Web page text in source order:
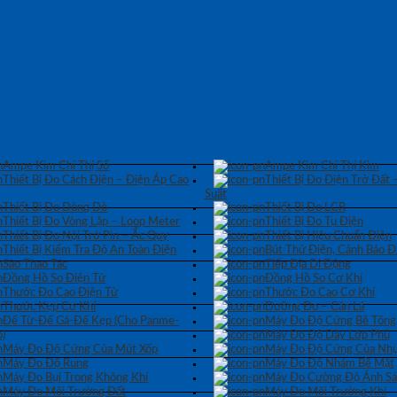
Ampe Kìm Chỉ Thị Số
Ampe Kìm Chỉ Thị Kim
Thiết Bị Đo Cách Điện – Điện Áp Cao
Thiết Bị Đo Điện Trở Đất
Suất
Thiết Bị Đo Dòng Dò
Thiết Bị Đo LCR
Thiết Bị Đo Vòng Lặp – Loop Meter
Thiết Bị Đo Tụ Điện
Thiết Bị Đo Nội Trở Pin – Ắc Quy
Thiết Bị Hiệu Chuẩn Điện
Thiết Bị Kiểm Tra Độ An Toàn Điện
Bút Thử Điện, Cảnh Báo
Sào Thao Tác
Tiếp Địa Di Động
Đồng Hồ So Điện Tử
Đồng Hồ So Cơ Khí
Thước Đo Cao Điện Tử
Thước Đo Cao Cơ Khí
Thước Kẹp Cơ Khí
Dưỡng Đo – Căn Lá
Đế Từ-Đế Gá-Đế Kẹp (Cho Panme-
Máy Đo Độ Cứng Bê Tông
Máy Đo Độ Dày Lớp Phủ
Máy Đo Độ Cứng Của Mút Xốp
Máy Đo Độ Cứng Của
Máy Đo Độ Rung
Máy Đo Độ Nhám Bề Mặt
Máy Đo Bụi Trong Không Khí
Máy Đo Cường Độ Ánh
Máy Đo Môi Trường Đất
Máy Đo Môi Trường Khí